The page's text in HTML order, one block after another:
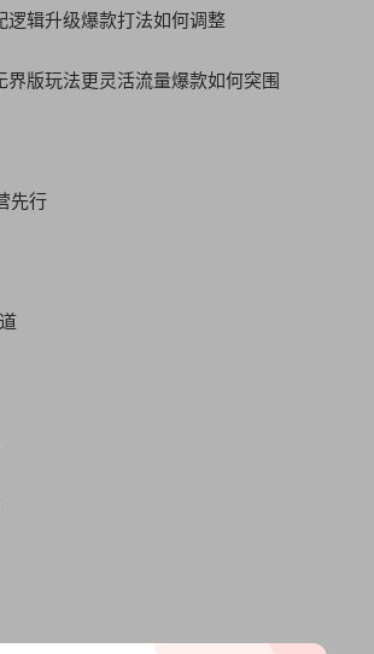
逻辑升级爆款打法如何调整
界版玩法更灵活流量爆款如何突围
先行